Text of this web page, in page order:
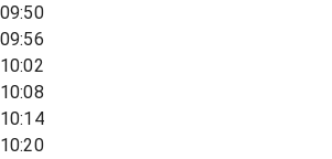
09:50
09:56
10:02
10:08
10:14
10:20